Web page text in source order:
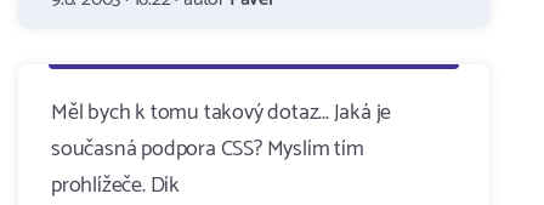
Měl bych k tomu takový dotaz... Jaká je
současná podpora CSS? Myslím tím
prohlížeče. Dík